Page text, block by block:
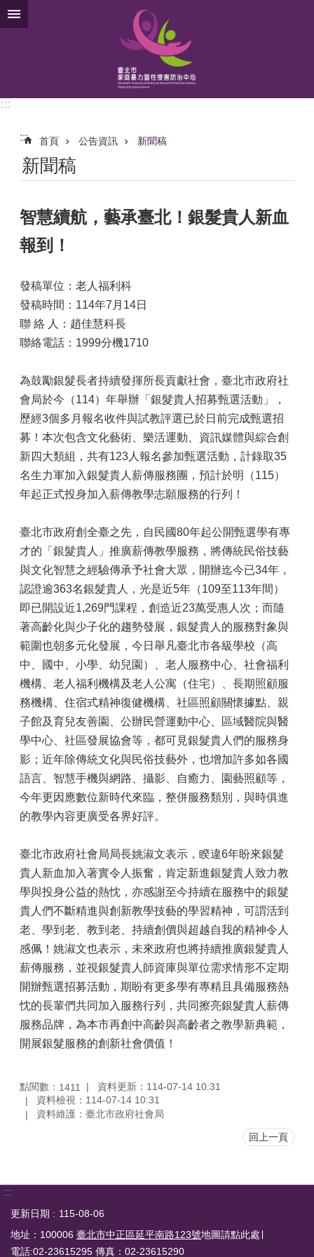
跳到主要內容區塊
:::
::: 首頁 公告資訊 新聞稿
新聞稿
智慧續航，藝承臺北！銀髮貴人新血
報到！
發稿單位：老人福利科
發稿時間：114年7月14日
聯 絡 人：趙佳慧科長
聯絡電話：1999分機1710
為鼓勵銀髮長者持續發揮所長貢獻社會，臺北市政府社
會局於今（114）年舉辦「銀髮貴人招募甄選活動」，
歷經3個多月報名收件與試教評選已於日前完成甄選招
募！本次包含文化藝術、樂活運動、資訊媒體與綜合創
新四大類組，共有123人報名參加甄選活動，計錄取35
名生力軍加入銀髮貴人薪傳服務團，預計於明（115）
年起正式投身加入薪傳教學志願服務的行列！
臺北市政府創全臺之先，自民國80年起公開甄選學有專
才的「銀髮貴人」推廣薪傳教學服務，將傳統民俗技藝
與文化智慧之經驗傳承予社會大眾，開辦迄今已34年，
認證逾363名銀髮貴人，光是近5年（109至113年間）
即已開設近1,269門課程，創造近23萬受惠人次；而隨
著高齡化與少子化的趨勢發展，銀髮貴人的服務對象與
範圍也朝多元化發展，今日舉凡臺北市各級學校（高
中、國中、小學、幼兒園）、老人服務中心、社會福利
機構、老人福利機構及老人公寓（住宅）、長期照顧服
務機構、住宿式精神復健機構、社區照顧關懷據點、親
子館及育兒友善園、公辦民營運動中心、區域醫院與醫
學中心、社區發展協會等，都可見銀髮貴人們的服務身
影；近年除傳統文化與民俗技藝外，也增加許多如各國
語言、智慧手機與網路、攝影、自癒力、園藝照顧等，
今年更因應數位新時代來臨，整併服務類別，與時俱進
的教學內容更廣受各界好評。
臺北市政府社會局局長姚淑文表示，睽違6年盼來銀髮
貴人新血加入著實令人振奮，肯定新進銀髮貴人致力教
學與投身公益的熱忱，亦感謝至今持續在服務中的銀髮
貴人們不斷精進與創新教學技藝的學習精神，可謂活到
老、學到老、教到老、持續創價與超越自我的精神令人
感佩！姚淑文也表示，未來政府也將持續推廣銀髮貴人
薪傳服務，並視銀髮貴人師資庫與單位需求情形不定期
開辦甄選招募活動，期盼有更多學有專精且具備服務熱
忱的長輩們共同加入服務行列，共同擦亮銀髮貴人薪傳
服務品牌，為本市再創中高齡與高齡者之教學新典範，
開展銀髮服務的創新社會價值！
點閱數： 1411
資料更新：114-07-14 10:31
資料檢視：114-07-14 10:31
資料維護：臺北市政府社會局
回上一頁
:::
更新日期
115-08-06
地址：100006 臺北市中正區延平南路123號地圖請點此處∣
電話:02-23615295 傳真：02-23615290